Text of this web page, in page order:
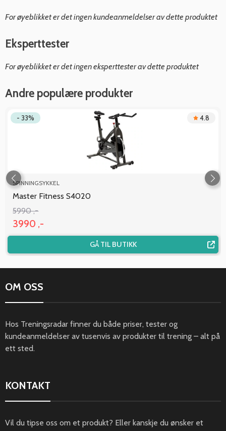
For øyeblikket er det ingen kundeanmeldelser av dette produktet
Eksperttester
For øyeblikket er det ingen eksperttester av dette produktet
Andre populære produkter
- 33% 4.8
SPINNINGSYKKEL
Master Fitness S4020
5990 ,-
3990 ,-
GÅ TIL BUTIKK
OM OSS
Hos Treningsradar finner du både priser, tester og
kundeanmeldelser av tusenvis av produkter til trening – alt på
ett sted.
KONTAKT
Vil du tipse oss om et produkt? Eller kanskje du ønsker et